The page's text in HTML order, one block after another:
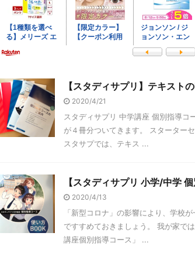
【スタディサプリ】テキスト
2020/4/21
スタディサプリ 中学講座 個別指導コ
が４冊分ついてきます。 スターター
スタサプでは、テキス ...
【スタディサプリ 小学/中学
2020/4/13
「新型コロナ」の影響により、学校
ですすめておきましょう。 我が家で
講座個別指導コース」 ...